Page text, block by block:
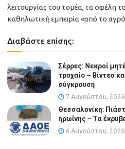
λειτουργίας του τομέα, τα οφέλη
καθηλωτική εμπειρία «από το
Διαβάστε επίσης:
Σέρρες: Νεκροί
τροχαίο – Βίντεο
σύγκρουση
7 Αυγούστου, 2026
Θεσσαλονίκη:
ηρωίνης – Τα
6 Αυγούστου, 2026